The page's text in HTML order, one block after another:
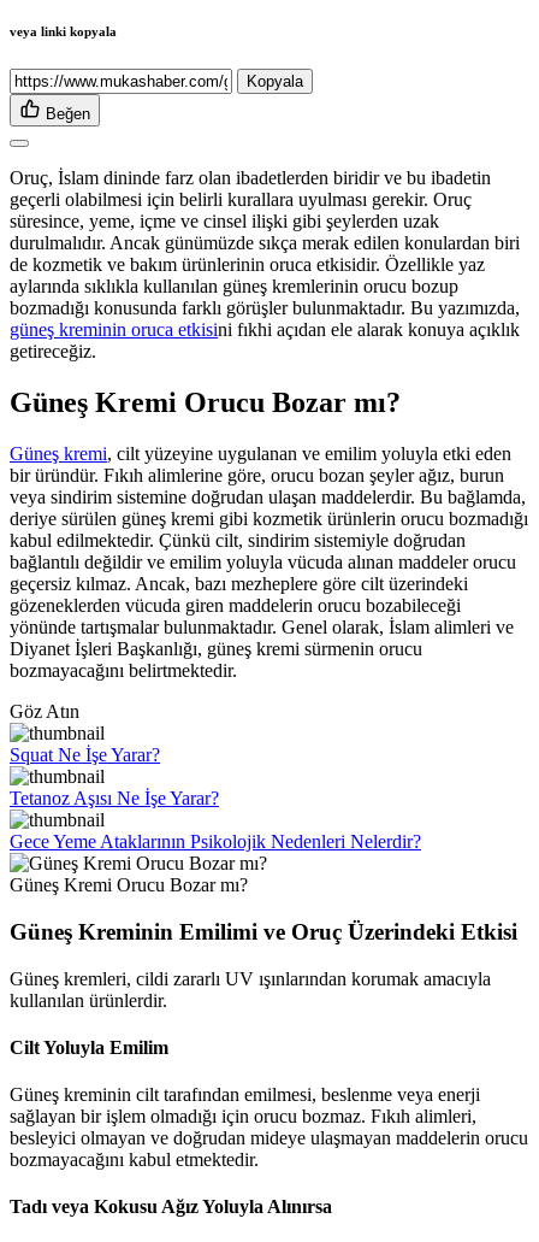
veya linki kopyala
Kopyala
Beğen
Oruç, İslam dininde farz olan ibadetlerden biridir ve bu ibadetin
geçerli olabilmesi için belirli kurallara uyulması gerekir. Oruç
süresince, yeme, içme ve cinsel ilişki gibi şeylerden uzak
durulmalıdır. Ancak günümüzde sıkça merak edilen konulardan biri
de kozmetik ve bakım ürünlerinin oruca etkisidir. Özellikle yaz
aylarında sıklıkla kullanılan güneş kremlerinin orucu bozup
bozmadığı konusunda farklı görüşler bulunmaktadır. Bu yazımızda,
güneş kreminin oruca etkisini fıkhi açıdan ele alarak konuya açıklık
getireceğiz.
Güneş Kremi Orucu Bozar mı?
Güneş kremi, cilt yüzeyine uygulanan ve emilim yoluyla etki eden
bir üründür. Fıkıh alimlerine göre, orucu bozan şeyler ağız, burun
veya sindirim sistemine doğrudan ulaşan maddelerdir. Bu bağlamda,
deriye sürülen güneş kremi gibi kozmetik ürünlerin orucu bozmadığı
kabul edilmektedir. Çünkü cilt, sindirim sistemiyle doğrudan
bağlantılı değildir ve emilim yoluyla vücuda alınan maddeler orucu
geçersiz kılmaz. Ancak, bazı mezheplere göre cilt üzerindeki
gözeneklerden vücuda giren maddelerin orucu bozabileceği
yönünde tartışmalar bulunmaktadır. Genel olarak, İslam alimleri ve
Diyanet İşleri Başkanlığı, güneş kremi sürmenin orucu
bozmayacağını belirtmektedir.
Göz Atın
Squat Ne İşe Yarar?
Tetanoz Aşısı Ne İşe Yarar?
Gece Yeme Ataklarının Psikolojik Nedenleri Nelerdir?
Güneş Kremi Orucu Bozar mı?
Güneş Kreminin Emilimi ve Oruç Üzerindeki Etkisi
Güneş kremleri, cildi zararlı UV ışınlarından korumak amacıyla
kullanılan ürünlerdir.
Cilt Yoluyla Emilim
Güneş kreminin cilt tarafından emilmesi, beslenme veya enerji
sağlayan bir işlem olmadığı için orucu bozmaz. Fıkıh alimleri,
besleyici olmayan ve doğrudan mideye ulaşmayan maddelerin orucu
bozmayacağını kabul etmektedir.
Tadı veya Kokusu Ağız Yoluyla Alınırsa